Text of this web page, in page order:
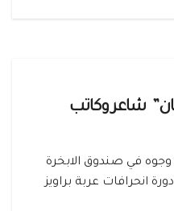
شاعر وكاتب
في صندوق الابخرة
انحرافات عربة براويز